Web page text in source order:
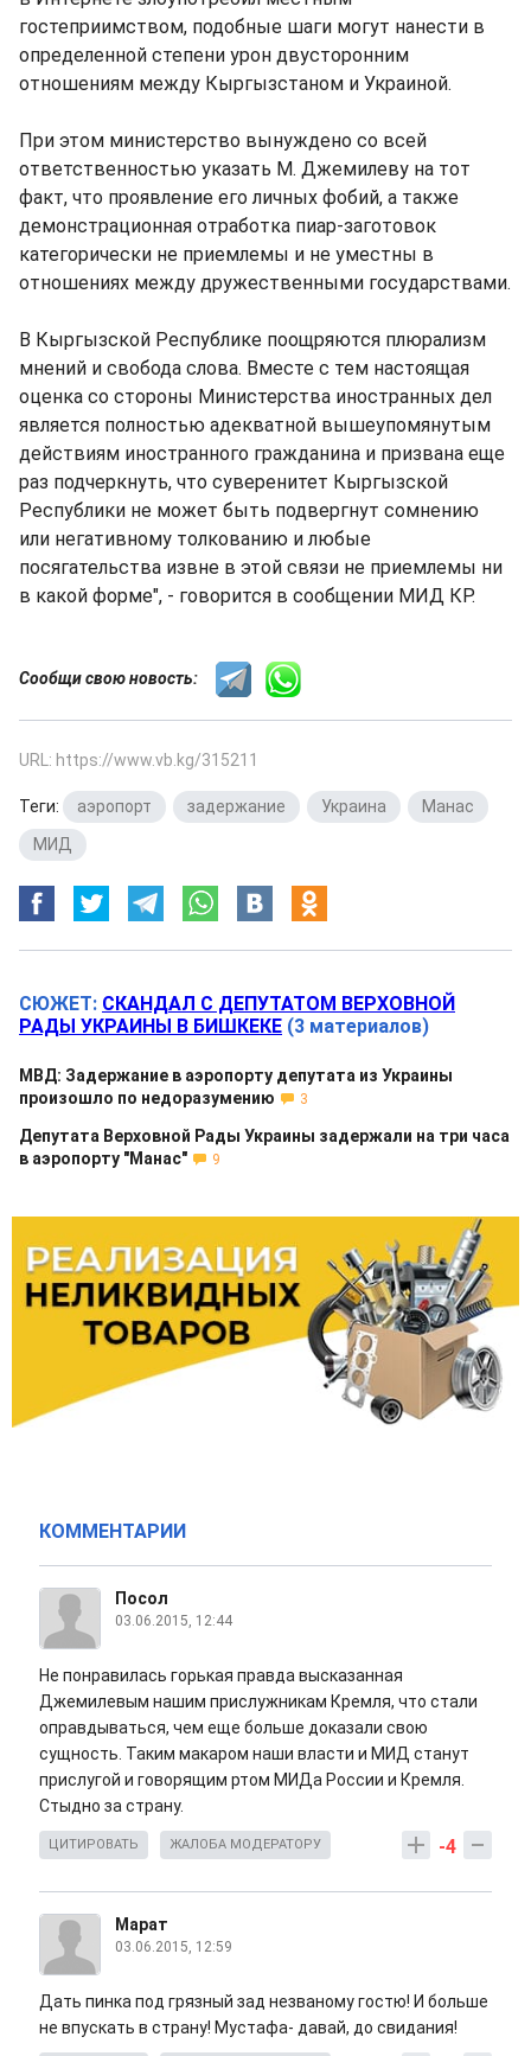
гостеприимством, подобные шаги могут нанести в
определенной степени урон двусторонним
отношениям между Кыргызстаном и Украиной.
При этом министерство вынуждено со всей
ответственностью указать М. Джемилеву на тот
факт, что проявление его личных фобий, а также
демонстрационная отработка пиар-заготовок
категорически не приемлемы и не уместны в
отношениях между дружественными государствами.
В Кыргызской Республике поощряются плюрализм
мнений и свобода слова. Вместе с тем настоящая
оценка со стороны Министерства иностранных дел
является полностью адекватной вышеупомянутым
действиям иностранного гражданина и призвана еще
раз подчеркнуть, что суверенитет Кыргызской
Республики не может быть подвергнут сомнению
или негативному толкованию и любые
посягательства извне в этой связи не приемлемы ни
в какой форме", - говорится в сообщении МИД КР.
Сообщи свою новость:
URL: https://www.vb.kg/315211
Теги: аэропорт задержание Украина Манас
МИД
СЮЖЕТ: СКАНДАЛ С ДЕПУТАТОМ ВЕРХОВНОЙ
РАДЫ УКРАИНЫ В БИШКЕКЕ (3 материалов)
МВД: Задержание в аэропорту депутата из Украины
произошло по недоразумению
3
Депутата Верховной Рады Украины задержали на три часа
в аэропорту "Манас"
9
КОММЕНТАРИИ
Посол
03.06.2015, 12:44
Не понравилась горькая правда высказанная
Джемилевым нашим прислужникам Кремля, что стали
оправдываться, чем еще больше доказали свою
сущность. Таким макаром наши власти и МИД станут
прислугой и говорящим ртом МИДа России и Кремля.
Стыдно за страну.
-4
ЦИТИРОВАТЬ ЖАЛОБА МОДЕРАТОРУ
Марат
03.06.2015, 12:59
Дать пинка под грязный зад незваному гостю! И больше
не впускать в страну! Мустафа- давай, до свидания!